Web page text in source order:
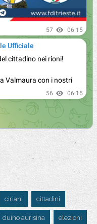
ciriani cittadini
duino aurisina elezioni